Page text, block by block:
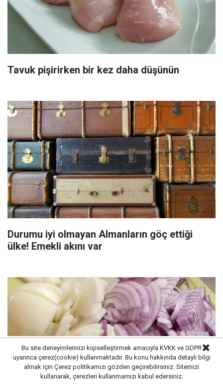
Tavuk pişirirken bir kez daha düşünün
Durumu iyi olmayan Almanların göç ettiği
ülke! Emekli akını var
Bu site deneyimlerinizi kişiselleştirmek amacıyla KVKK ve GDPR
uyarınca çerez(cookie) kullanmaktadır. Bu konu hakkında detaylı bilgi
almak için Çerez politikamızı gözden geçirebilirsiniz. Sitemizi
kullanarak, çerezleri kullanmamızı kabul edersiniz.